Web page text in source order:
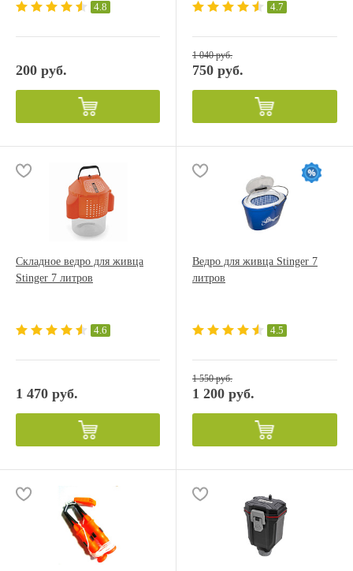
4.8
200 руб.
4.7
1 040 руб.
750 руб.
Складное ведро для живца
Stinger 7 литров
4.6
1 470 руб.
Ведро для живца Stinger 7
литров
4.5
1 550 руб.
1 200 руб.